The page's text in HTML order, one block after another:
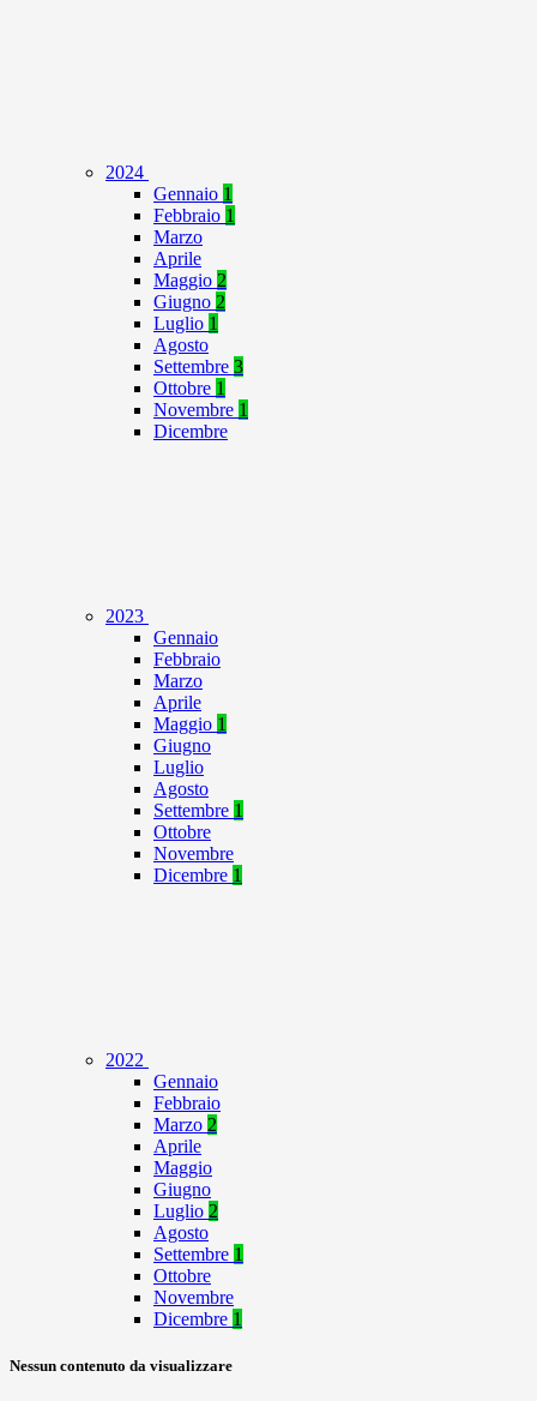
2024
Gennaio 1
Febbraio 1
Marzo
Aprile
Maggio 2
Giugno 2
Luglio 1
Agosto
Settembre 3
Ottobre 1
Novembre 1
Dicembre
2023
Gennaio
Febbraio
Marzo
Aprile
Maggio 1
Giugno
Luglio
Agosto
Settembre 1
Ottobre
Novembre
Dicembre 1
2022
Gennaio
Febbraio
Marzo 2
Aprile
Maggio
Giugno
Luglio 2
Agosto
Settembre 1
Ottobre
Novembre
Dicembre 1
Nessun contenuto da visualizzare